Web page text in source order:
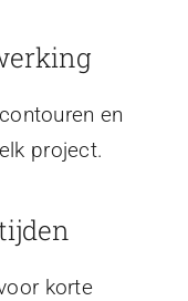
en
project.
korte